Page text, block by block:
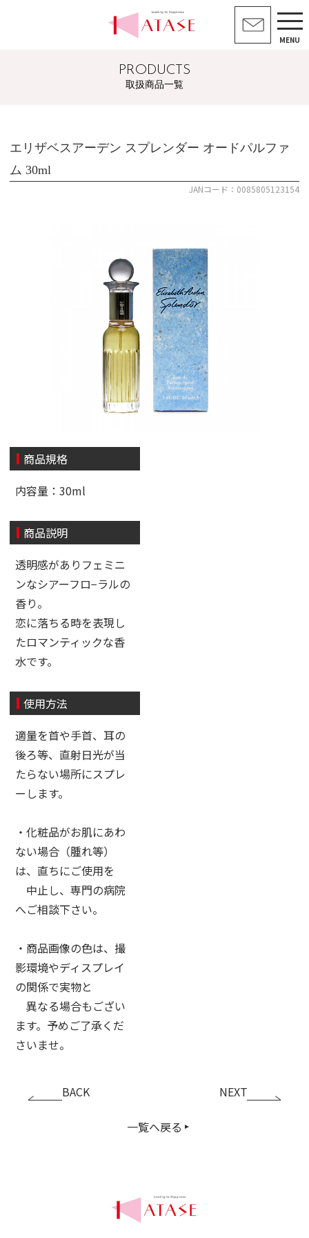
MENU
PRODUCTS
取扱商品一覧
エリザベスアーデン スプレンダー オードパルファ
ム 30ml
JANコード：0085805123154
商品規格
内容量：30ml
商品説明
透明感がありフェミニ
ンなシアーフロ−ラルの
香り。
恋に落ちる時を表現し
たロマンティックな香
水です。
使用方法
適量を首や手首、耳の
後ろ等、直射日光が当
たらない場所にスプレ
ーします。
・化粧品がお肌にあわ
ない場合（腫れ等）
は、直ちにご使用を
中止し、専門の病院
へご相談下さい。
・商品画像の色は、撮
影環境やディスプレイ
の関係で実物と
異なる場合もござい
ます。予めご了承くだ
さいませ。
BACK
一覧へ戻る
NEXT